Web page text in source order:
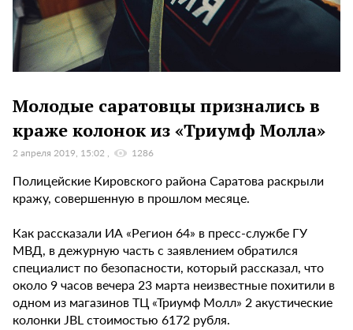
Молодые саратовцы признались в
краже колонок из «Триумф Молла»
2 апреля 2019, 15:02 1286
Полицейские Кировского района Саратова раскрыли
кражу, совершенную в прошлом месяце.
Как рассказали ИА «Регион 64» в пресс-службе ГУ
МВД, в дежурную часть с заявлением обратился
специалист по безопасности, который рассказал, что
около 9 часов вечера 23 марта неизвестные похитили в
одном из магазинов ТЦ «Триумф Молл» 2 акустические
колонки JBL стоимостью 6172 рубля.